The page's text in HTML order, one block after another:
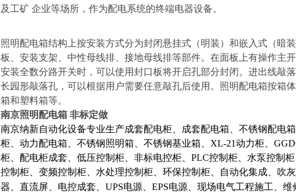
及工矿 企业等场所，作为配电系统的终端电器设备。
照明配电箱结构上按安装方式分为封闭悬挂式（明装）和嵌入式（暗装
板、安装支架、中性母线排、接地母线排等部件。在面板上有操作主
安装全数分路开关时，可以使用封口板将开启孔部分封闭。进出线敲
长园形敲落孔，可以根据用户需要任意敲孔后使用。照明配电箱按箱
箱和塑料箱等。
南京照明配电箱 非标定做
南京纳新自动化设备专业生产成套配电柜、成套配电箱、不锈钢配电
柜、动力配电箱、不锈钢照明箱、不锈钢基业箱、XL-21动力柜、
柜、配电柜成套、低压控制柜、非标电控柜、PLC控制柜、水泵控制
控制柜、变频控制柜、水处理控制柜、环保控制柜、自动化集成、吹
器、直流屏、电控成套、UPS电源、EPS电源、现场电气工程施工、维